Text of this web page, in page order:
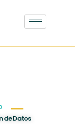
de Datos